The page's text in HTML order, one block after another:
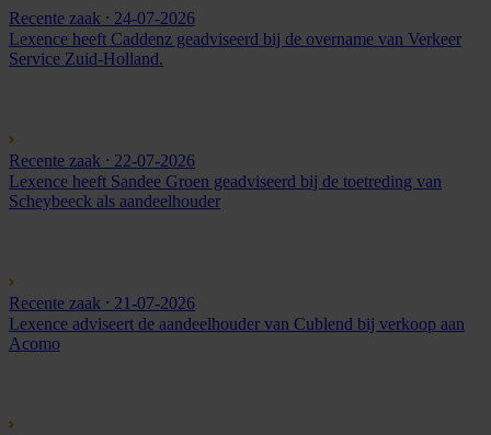
Recente zaak ⸱ 24-07-2026
Lexence heeft Caddenz geadviseerd bij de overname van Verkeer
Service Zuid-Holland.
Recente zaak ⸱ 22-07-2026
Lexence heeft Sandee Groen geadviseerd bij de toetreding van
Scheybeeck als aandeelhouder
Recente zaak ⸱ 21-07-2026
Lexence adviseert de aandeelhouder van Cublend bij verkoop aan
Acomo